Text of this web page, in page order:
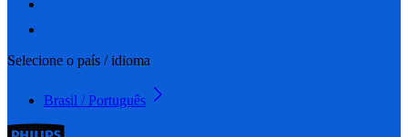
Selecione o país / idioma
Brasil / Português